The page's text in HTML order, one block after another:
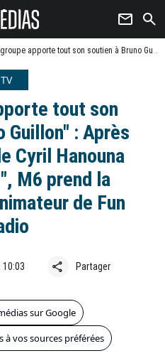
newsletter search
tout son soutien à Bruno Guillon" : Après les attaques de Cyril Hanouna dans "TPMP", M6 prend la défense de l’animateur de Fun Radio
TV
tout son
Guillon" : Après
Cyril Hanouna
M6 prend la
de Fun
10:03 share Partager
sur Google
à vos sources préférées